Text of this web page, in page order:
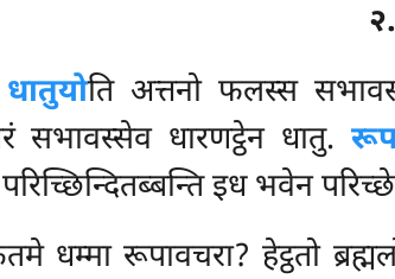
धातुयोति अत्तनो फलस्स
सभावस्सेव धारणट्ठेन धातु.
इध भवेन
धम्मा रूपावचरा? हेट्ठतो